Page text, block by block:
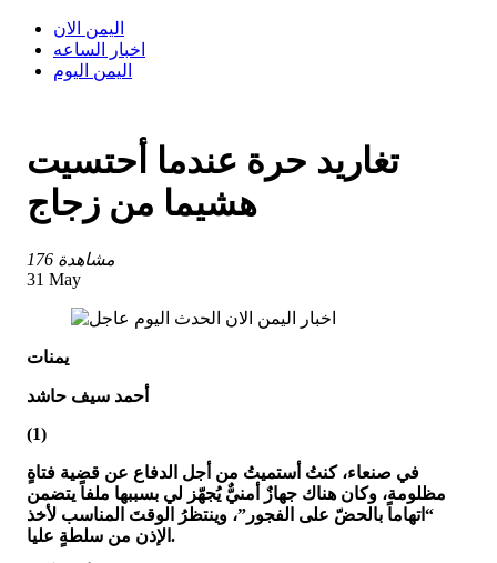
اليمن الان
اخبار الساعه
اليمن اليوم
تغاريد حرة عندما أحتسيت
هشيما من زجاج
176 مشاهدة
31 May
يمنات
أحمد سيف حاشد
(1)
في صنعاء، كنتُ أستميتُ من أجل الدفاع عن قضية فتاةٍ
مظلومة، وكان هناك جهازٌ أمنيٌّ يُجهّز لي بسببها ملفاً يتضمن
“اتهاماً بالحضّ على الفجور”، وينتظرُ الوقتَ المناسب لأخذ
الإذن من سلطةٍ عليا.